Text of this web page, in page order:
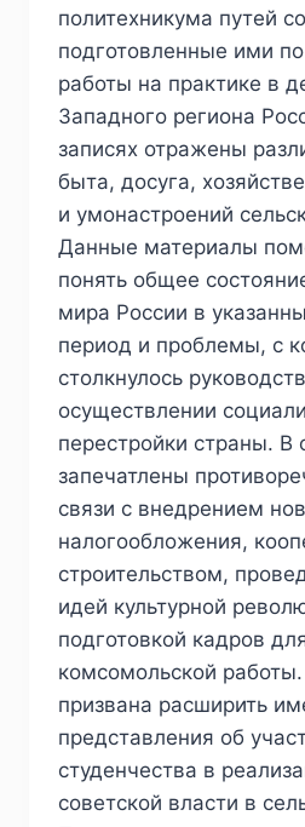
политехникума путей
подготовленные ими по
работы на практике в
Западного региона
записях отражены
быта, досуга,
и умонастроений
Данные материалы
понять общее
мира России в
период и проблемы, с
столкнулось
осуществлении
перестройки страны. В
запечатлены
связи с внедрением
налогообложения,
строительством,
идей культурной
подготовкой кадров
комсомольской
призвана расширить
представления об
студенчества в
советской власти в